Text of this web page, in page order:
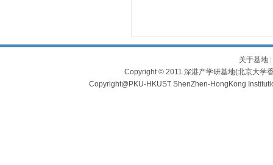
关于基地|
Copyright © 2011 深港产学研基地(北京大学
Copyright@PKU-HKUST ShenZhen-HongKong